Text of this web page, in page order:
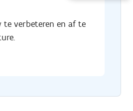
verbeteren en af te